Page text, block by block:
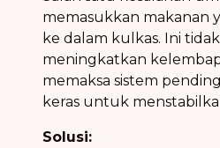
memasukkan makanan
ke dalam kulkas. Ini
meningkatkan
memaksa sistem
keras untuk
Solusi: